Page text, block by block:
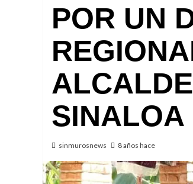
POR UN
SINALOA
sinmurosnews 8 años hace